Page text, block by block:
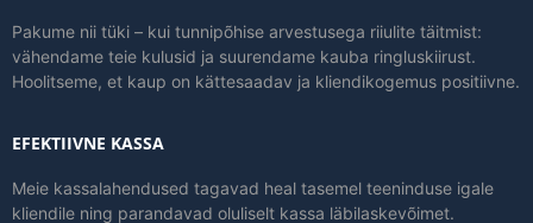
Pakume nii tüki – kui tunnipõhise arvestusega riiulite täitmist:
vähendame teie kulusid ja suurendame kauba ringluskiirust.
Hoolitseme, et kaup on kättesaadav ja kliendikogemus positiivne.
EFEKTIIVNE KASSA
Meie kassalahendused tagavad heal tasemel teeninduse igale
kliendile ning parandavad oluliselt kassa läbilaskevõimet.